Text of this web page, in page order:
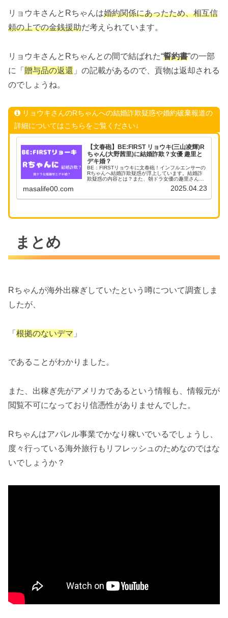
リョウキさんとRちゃんは婚約関係にあったため、相互信
頼の上での金銭援助だ考えられています。
リョウキさんとRちゃんとの間で結ばれた“誓約書”の一部
に「 贈与品の返還 」の記載があるので、貢物は返却される
のでしょうね。
リョウキさんのRちゃんへの結婚詐欺疑惑や婚約破棄報道の
詳細についてはこちらをご覧ください↓
【文春砲】BE:FIRST リョウキ(三山凌輝)R
ちゃん(大野茜里)に結婚詐欺？女優 趣里と
デキ婚？
BE：FIRSTリョウキに文春砲！インフルエンサーの
Rちゃんへ結婚詐欺疑惑が浮上しています。結婚詐
欺疑惑の内容とは？また、朝ドラ女優の趣里さんと
masalife00.com 2025.04.23
まとめ
Rちゃんが海外出稼ぎしていたという噂について調査しま
したが、
「 根拠のないデマ 」
であることがわかりました。
また、出稼ぎ先がアメリカであるという情報も、情報元が
閲覧不可になっており信憑性がありませんでした。
Rちゃんはアパレル事業でかなり稼いでいるでしょうし、
度々行っている海外旅行もリフレッシュのためなのではな
いでしょうか？